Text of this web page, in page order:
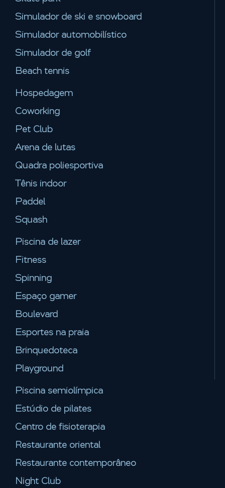
Simulador de ski e snowboard
Simulador automobilístico
Simulador de golf
Beach tennis
Hospedagem
Coworking
Pet Club
Arena de lutas
Quadra poliesportiva
Tênis indoor
Paddel
Squash
Piscina de lazer
Fitness
Spinning
Espaço gamer
Boulevard
Esportes na praia
Brinquedoteca
Playground
Piscina semiolímpica
Estúdio de pilates
Centro de fisioterapia
Restaurante oriental
Restaurante contemporâneo
Night Club